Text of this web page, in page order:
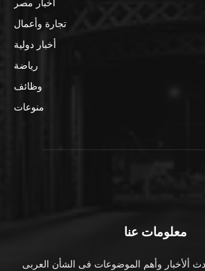
تجارة وأعمال
أخبار دولية
رياضة
وظائف
منوعات
معلومات عنا
ألأخبار وأهم الموضوعات فى الشأن العربى